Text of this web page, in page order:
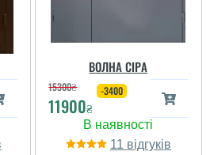
ВОЛНА СІРА
15300₴
11900₴
-3400
11